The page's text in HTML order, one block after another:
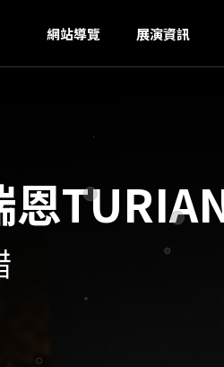
網站導覽 展演資訊
恩